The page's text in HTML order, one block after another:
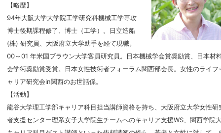
【略歴】
94年大阪大学大学院工学研究科機械工学専攻
博士後期課程修了、博士（工学）。日立造船
(株) 研究員、大阪府立大学助手を経て現職。
00～01 年米国ブラウン大学客員研究員。日本機械学会賞奨励賞、日本材
会学術奨励賞受賞。日本女性技術者フォーラム関西部会長。女性のライフ
ャリア研究会in関西のお世話係。
【活動】
龍谷大学理工学部キャリア科目担当講師資格を持ち、大阪府立大学女性研
者支援センター理系女子大学院生チームへのキャリア支援WS、関西学院